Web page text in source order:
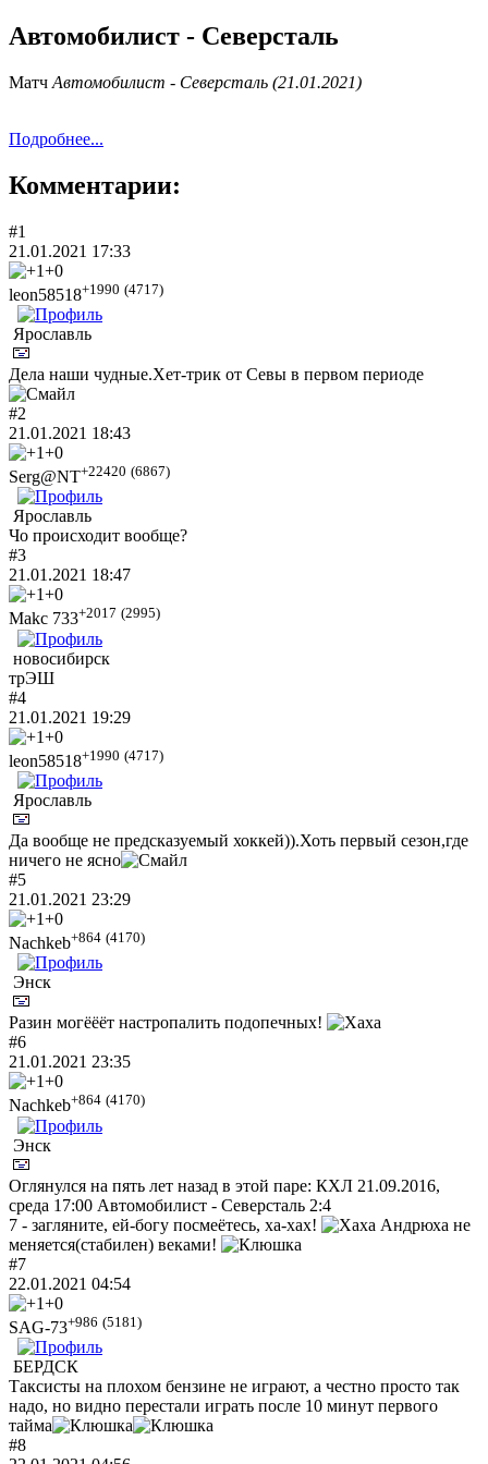
Автомобилист - Северсталь
Матч Автомобилист - Северсталь (21.01.2021)
Подробнее...
Комментарии:
#1
21.01.2021 17:33
+0
leon58518+1990 (4717)
Ярославль
Дела наши чудные.Хет-трик от Севы в первом периоде
#2
21.01.2021 18:43
+0
Serg@NT+22420 (6867)
Ярославль
Чо происходит вообще?
#3
21.01.2021 18:47
+0
Makc 733+2017 (2995)
новосибирск
трЭШ
#4
21.01.2021 19:29
+0
leon58518+1990 (4717)
Ярославль
Да вообще не предсказуемый хоккей)).Хоть первый сезон,где
ничего не ясно
#5
21.01.2021 23:29
+0
Nachkeb+864 (4170)
Энск
Разин могёёёт настропалить подопечных!
#6
21.01.2021 23:35
+0
Nachkeb+864 (4170)
Энск
Оглянулся на пять лет назад в этой паре: КХЛ 21.09.2016,
среда 17:00 Автомобилист - Северсталь 2:4
7 - загляните, ей-богу посмеётесь, ха-хах!
Андрюха не
меняется(стабилен) веками!
#7
22.01.2021 04:54
+0
SAG-73+986 (5181)
БЕРДСК
Таксисты на плохом бензине не играют, а честно просто так
надо, но видно перестали играть после 10 минут первого
тайма
#8